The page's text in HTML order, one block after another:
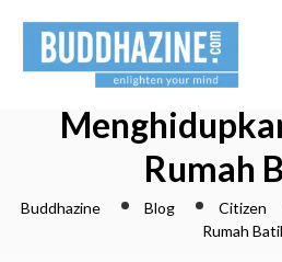
Rumah
Buddhazine Blog Citizen
Rumah